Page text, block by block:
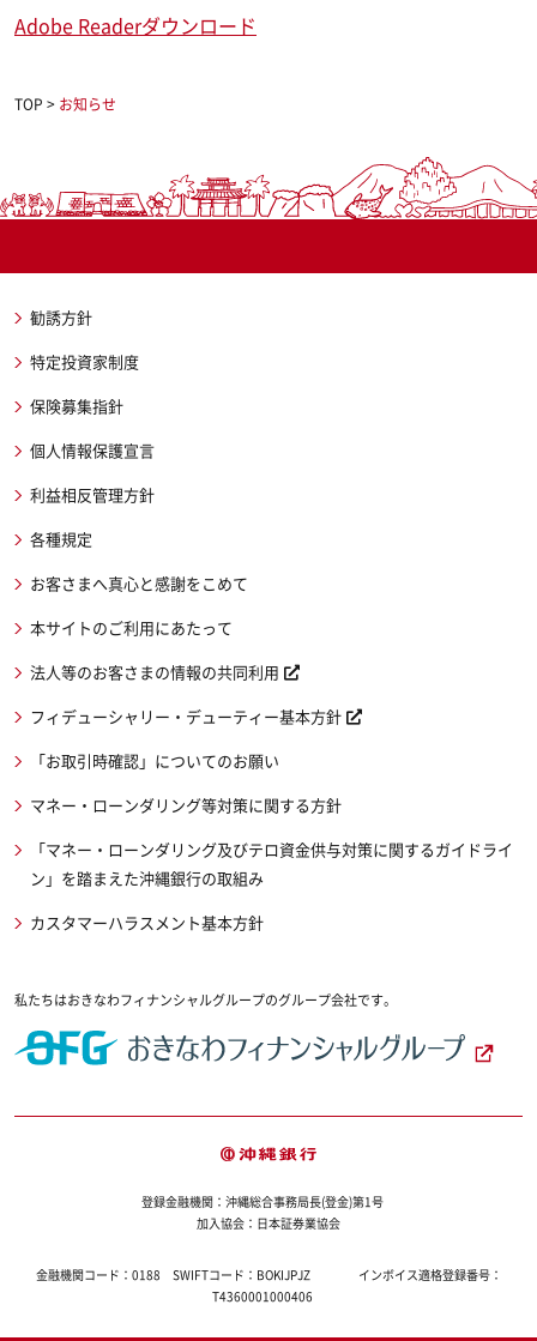
Adobe Readerダウンロード
TOP > お知らせ
私たちはおきなわフィナンシャルグループのグループ会社です。
勧誘方針
特定投資家制度
保険募集指針
個人情報保護宣言
利益相反管理方針
各種規定
お客さまへ真心と感謝をこめて
本サイトのご利用にあたって
法人等のお客さまの情報の共同利用
フィデューシャリー・デューティー基本方針
「お取引時確認」についてのお願い
マネー・ローンダリング等対策に関する方針
「マネー・ローンダリング及びテロ資金供与対策に関するガイドライ
ン」を踏まえた沖縄銀行の取組み
カスタマーハラスメント基本方針
登録金融機関：沖縄総合事務局長(登金)第1号
加入協会：日本証券業協会
金融機関コード： 0188 SWIFTコード： BOKIJPJZ
インボイス適格登録番号：
T4360001000406